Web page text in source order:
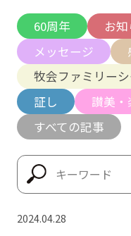
60周年 お
メッセージ
牧会ファミリー
証し
讃美・
すべての記事
2024.04.28